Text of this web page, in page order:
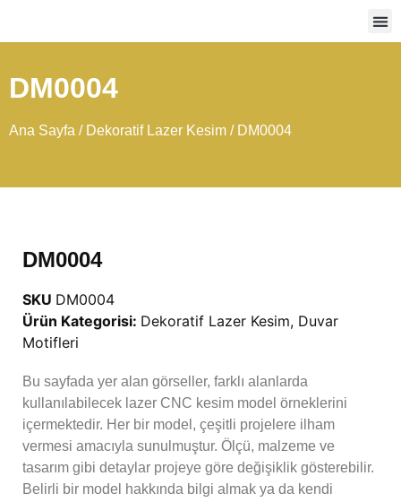
DM0004
Ana Sayfa / Dekoratif Lazer Kesim / DM0004
DM0004
SKU DM0004
Ürün Kategorisi: Dekoratif Lazer Kesim, Duvar
Motifleri
Bu sayfada yer alan görseller, farklı alanlarda
kullanılabilecek lazer CNC kesim model örneklerini
içermektedir. Her bir model, çeşitli projelere ilham
vermesi amacıyla sunulmuştur. Ölçü, malzeme ve
tasarım gibi detaylar projeye göre değişiklik gösterebilir.
Belirli bir model hakkında bilgi almak ya da kendi